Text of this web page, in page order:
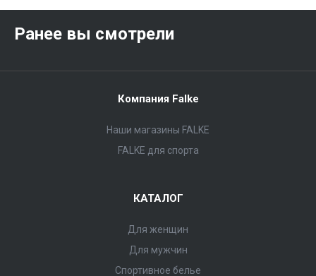
Ранее вы смотрели
Компания Falke
Наши магазины FALKE
FALKE для спорта
КАТАЛОГ
Для женщин
Для мужчин
Спортивное белье